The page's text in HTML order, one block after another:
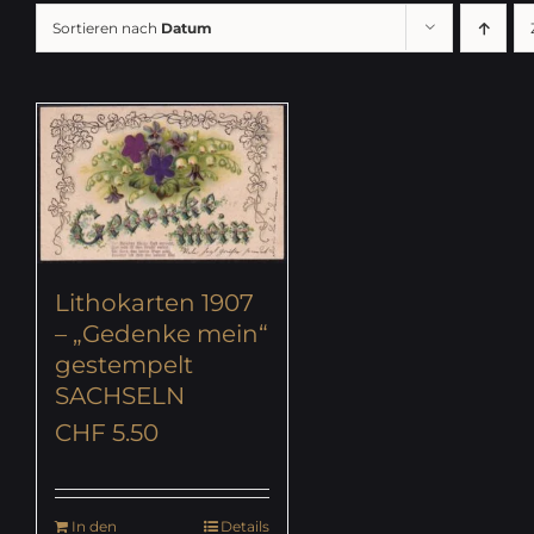
Sortieren nach Datum
Lithokarten 1907
– „Gedenke mein“
gestempelt
SACHSELN
CHF 5.50
In den
Details